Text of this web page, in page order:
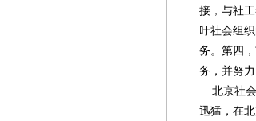
接，与社
吁社会组
务。第四
务，并努
北京社会
迅猛，在